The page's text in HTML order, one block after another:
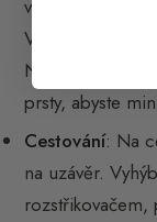
vestavěného
Vaší pokožkou
Nanášejte proto
prsty, abyste
Cestování: Na
na uzávěr.